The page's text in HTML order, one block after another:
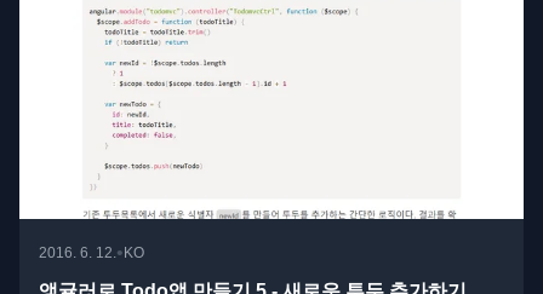
2016. 6. 12.• KO